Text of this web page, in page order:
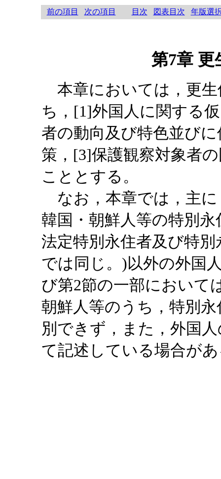
前の項目 次の項目 目次 図表目次 年版選
第7章 更
本章においては，更生
ち，[1]外国人に関する
者の動向及び特色並び
策，[3]保護観察対象者
こととする。
なお，本章では，主に
韓国・朝鮮人等の特別
法定特別永住者及び特
では同じ。)以外の外国
び第2節の一部において
朝鮮人等のうち，特別
別できず，また，外国
て記述している場合が